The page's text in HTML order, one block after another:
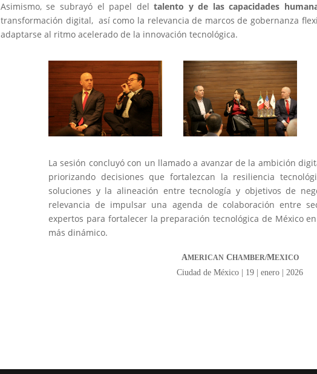
Asimismo, se subrayó el papel deltalento y de las capacidades
transformación digital, así como la relevancia de marcos de gobernanza
adaptarse al ritmo acelerado de la innovación tecnológica.
La sesión concluyó con un llamado a avanzar de la ambición
priorizando decisiones que fortalezcan la resiliencia
soluciones y la alineación entre tecnología y objetivos de
relevancia de impulsar una agenda de colaboración entre
expertos para fortalecer la preparación tecnológica de México
más dinámico.
AMERICANCHAMBER/MEXICO
Ciudad de México | 19 | enero | 2026